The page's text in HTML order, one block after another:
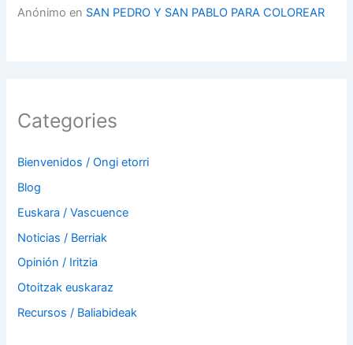
Anónimo en SAN PEDRO Y SAN PABLO PARA COLOREAR
Categories
Bienvenidos / Ongi etorri
Blog
Euskara / Vascuence
Noticias / Berriak
Opinión / Iritzia
Otoitzak euskaraz
Recursos / Baliabideak